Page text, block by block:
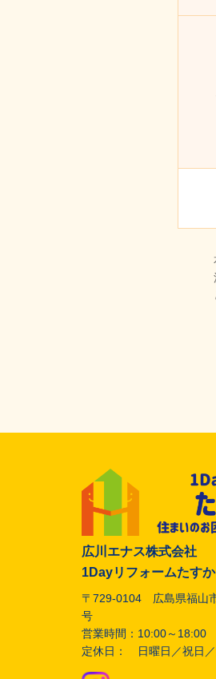
広川エナス株式会社
1Dayリフォームたす
〒729-0104 広島県福山
号
営業時間：10:00～18:00
定休日： 日曜日／祝日／